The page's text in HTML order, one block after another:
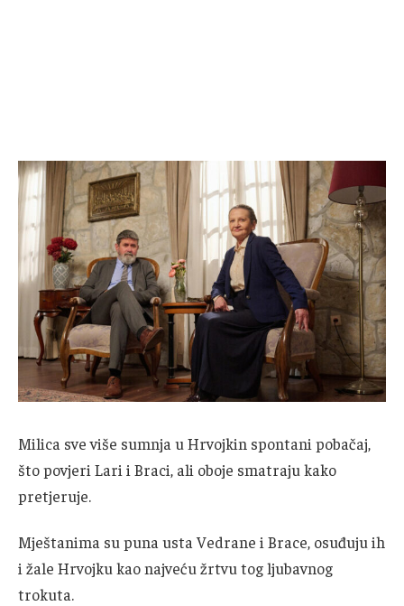
Milica sve više sumnja u Hrvojkin spontani pobačaj,
što povjeri Lari i Braci, ali oboje smatraju kako
pretjeruje.
Mještanima su puna usta Vedrane i Brace, osuđuju ih
i žale Hrvojku kao najveću žrtvu tog ljubavnog
trokuta.